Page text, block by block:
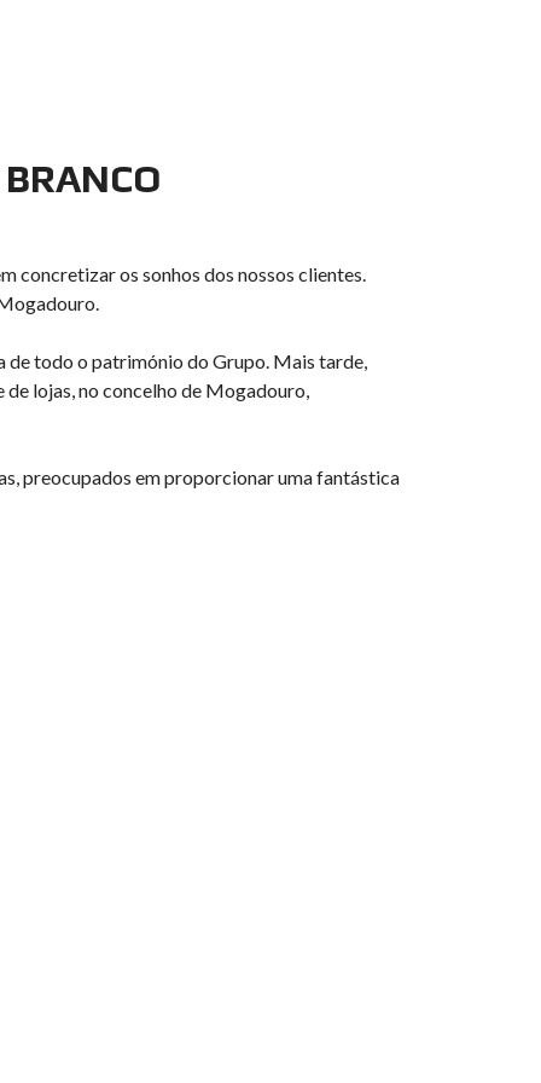
concretizar os sonhos dos nossos clientes.
de todo o património do Grupo. Mais tarde,
lojas, no concelho de Mogadouro,
preocupados em proporcionar uma fantástica